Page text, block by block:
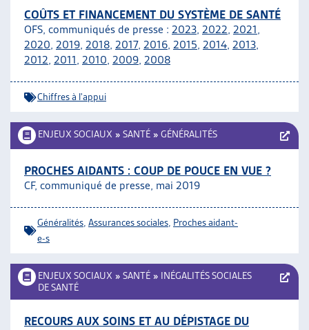
COÛTS ET FINANCEMENT DU SYSTÈME DE SANTÉ
OFS, communiqués de presse : 2023, 2022, 2021,
2020, 2019, 2018, 2017, 2016, 2015, 2014, 2013,
2012, 2011, 2010, 2009, 2008
Chiffres à l'appui
ENJEUX SOCIAUX » SANTÉ » GÉNÉRALITÉS
PROCHES AIDANTS : COUP DE POUCE EN VUE ?
CF, communiqué de presse, mai 2019
Généralités Assurances sociales Proches aidant-
e-s
ENJEUX SOCIAUX » SANTÉ » INÉGALITÉS SOCIALES
DE SANTÉ
RECOURS AUX SOINS ET AU DÉPISTAGE DU